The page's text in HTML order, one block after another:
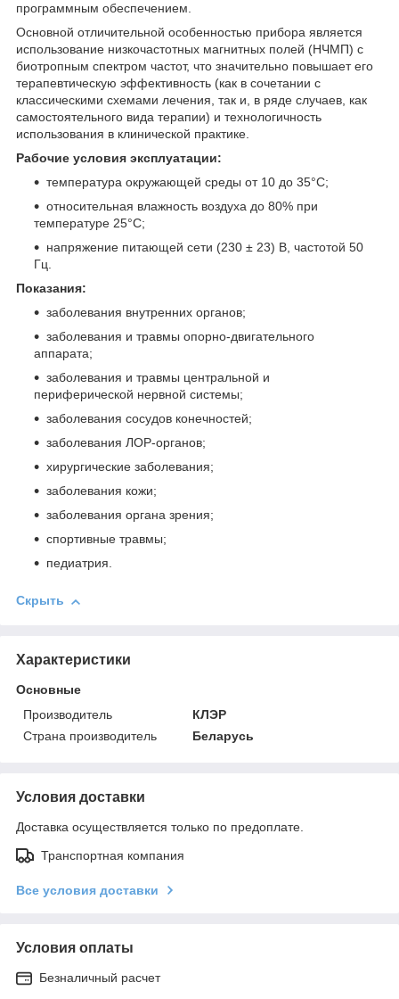
программным обеспечением.
Основной отличительной особенностью прибора является
использование низкочастотных магнитных полей (НЧМП) с
биотропным спектром частот, что значительно повышает его
терапевтическую эффективность (как в сочетании с
классическими схемами лечения, так и, в ряде случаев, как
самостоятельного вида терапии) и технологичность
использования в клинической практике.
Рабочие условия эксплуатации:
температура окружающей среды от 10 до 35°С;
относительная влажность воздуха до 80% при
температуре 25°С;
напряжение питающей сети (230 ± 23) В, частотой 50
Гц.
Показания:
заболевания внутренних органов;
заболевания и травмы опорно-двигательного
аппарата;
заболевания и травмы центральной и
периферической нервной системы;
заболевания сосудов конечностей;
заболевания ЛОР-органов;
хирургические заболевания;
заболевания кожи;
заболевания органа зрения;
спортивные травмы;
педиатрия.
Скрыть
Характеристики
Основные
Производитель
КЛЭР
Страна производитель
Беларусь
Условия доставки
Доставка осуществляется только по предоплате.
Транспортная компания
Все условия доставки
Условия оплаты
Безналичный расчет